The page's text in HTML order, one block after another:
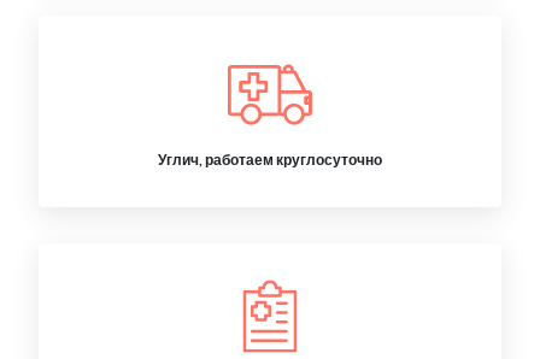
Углич, работаем круглосуточно